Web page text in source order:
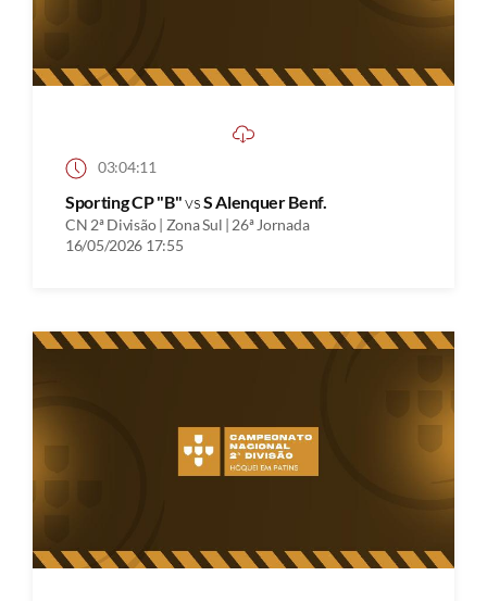
03:04:11
Sporting CP "B"vsS Alenquer Benf.
CN 2ª Divisão | Zona Sul | 26ª Jornada
16/05/2026 17:55